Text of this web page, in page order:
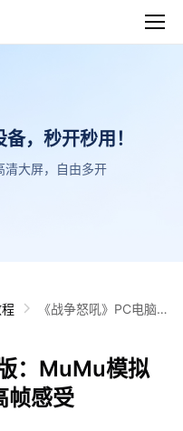
，秒开秒用！
大屏，自由多开
《战争怒吼》PC电脑
：MuMu模拟
帧感受